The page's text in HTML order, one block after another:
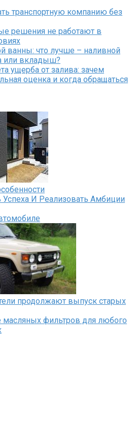
транспортную компанию без
решения не работают в
ванны: что лучше – наливной
или вкладыш?
ущерба от залива: зачем
оценка и когда обращаться
Успеха И Реализовать Амбиции
продолжают выпуск старых
масляных фильтров для любого